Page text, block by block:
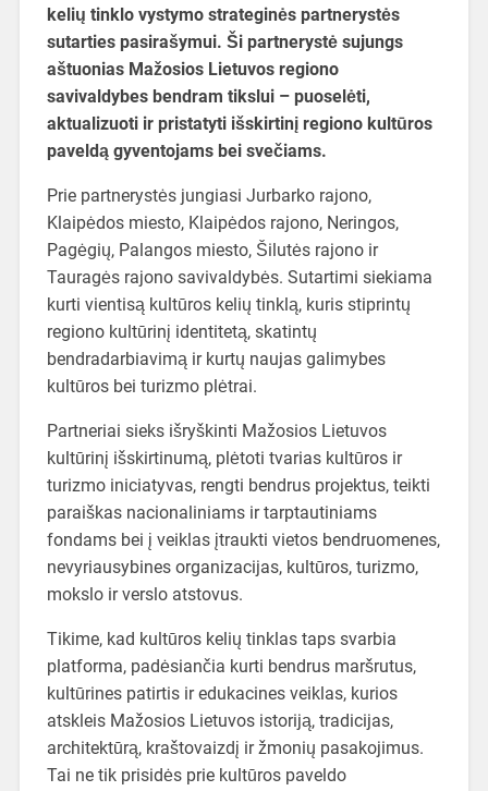
kelių tinklo vystymo strateginės partnerystės
sutarties pasirašymui. Ši partnerystė sujungs
aštuonias Mažosios Lietuvos regiono
savivaldybes bendram tikslui – puoselėti,
aktualizuoti ir pristatyti išskirtinį regiono kultūros
paveldą gyventojams bei svečiams.
Prie partnerystės jungiasi Jurbarko rajono,
Klaipėdos miesto, Klaipėdos rajono, Neringos,
Pagėgių, Palangos miesto, Šilutės rajono ir
Tauragės rajono savivaldybės. Sutartimi siekiama
kurti vientisą kultūros kelių tinklą, kuris stiprintų
regiono kultūrinį identitetą, skatintų
bendradarbiavimą ir kurtų naujas galimybes
kultūros bei turizmo plėtrai.
Partneriai sieks išryškinti Mažosios Lietuvos
kultūrinį išskirtinumą, plėtoti tvarias kultūros ir
turizmo iniciatyvas, rengti bendrus projektus, teikti
paraiškas nacionaliniams ir tarptautiniams
fondams bei į veiklas įtraukti vietos bendruomenes,
nevyriausybines organizacijas, kultūros, turizmo,
mokslo ir verslo atstovus.
Tikime, kad kultūros kelių tinklas taps svarbia
platforma, padėsiančia kurti bendrus maršrutus,
kultūrines patirtis ir edukacines veiklas, kurios
atskleis Mažosios Lietuvos istoriją, tradicijas,
architektūrą, kraštovaizdį ir žmonių pasakojimus.
Tai ne tik prisidės prie kultūros paveldo